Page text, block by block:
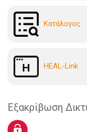
Kατάλογoς
HEAL-Link
Εξακρίβωση